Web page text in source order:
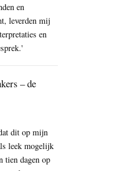
en
leverden mij
en
– de
dit op mijn
leek mogelijk
tien dagen op